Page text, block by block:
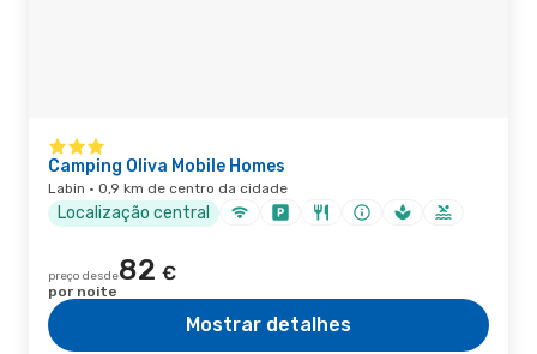
Camping Oliva Mobile Homes
Labin · 0,9 km de centro da cidade
Localização central
preço desde82 €
por noite
Mostrar detalhes